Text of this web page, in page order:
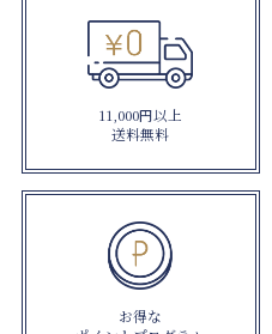
11,000円以上
送料無料
お得な